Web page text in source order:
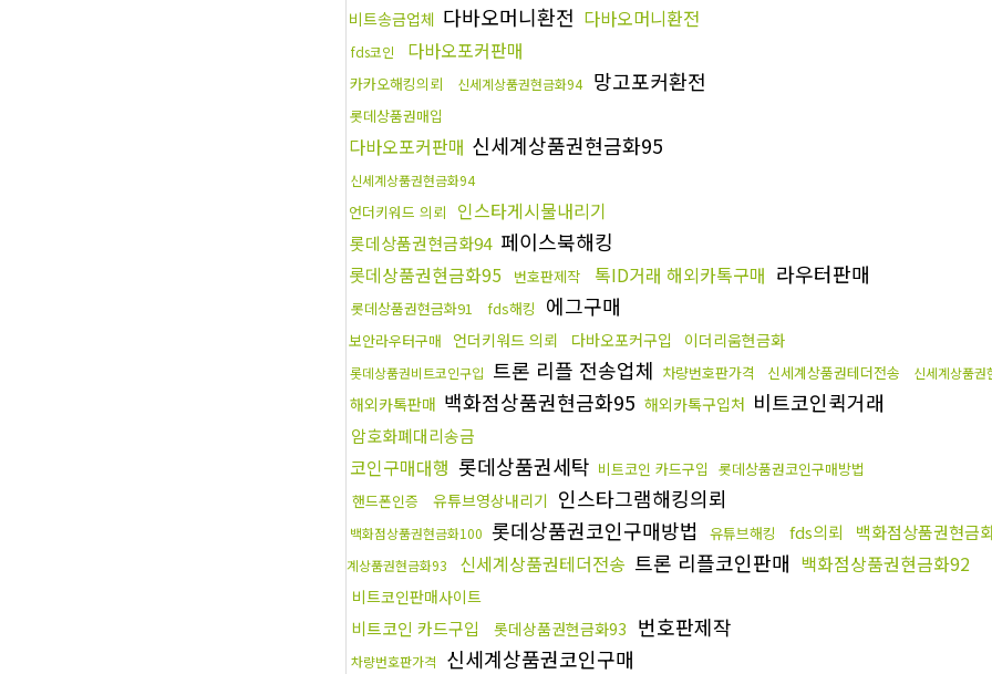
비트송금업체 다바오머니환전 다바오머니환전
fds코인 다바오포커판매
카카오해킹의뢰 신세계상품권현금화94 망고포커환전
롯데상품권매입
다바오포커판매 신세계상품권현금화95
신세계상품권현금화94
언더키워드 의뢰 인스타게시물내리기
롯데상품권현금화94 페이스북해킹
롯데상품권현금화95 번호판제작 톡ID거래 해외카톡구매 라우터판매
롯데상품권현금화91 fds해킹 에그구매
보안라우터구매 언더키워드 의뢰 다바오포커구입 이더리움현금화
롯데상품권비트코인구입 트론 리플 전송업체 차량번호판가격 신세계상품권테더전송 신세계상품권
해외카톡판매 백화점상품권현금화95 해외카톡구입처 비트코인퀵거래
암호화폐대리송금
코인구매대행 롯데상품권세탁 비트코인 카드구입 롯데상품권코인구매방법
핸드폰인증
유튜브영상내리기 인스타그램해킹의뢰
백화점상품권현금화100 롯데상품권코인구매방법 유튜브해킹 fds의뢰 백화점상품권현금
계상품권현금화93
신세계상품권테더전송 트론 리플코인판매 백화점상품권현금화92
비트코인판매사이트
비트코인 카드구입 롯데상품권현금화93 번호판제작
차량번호판가격 신세계상품권코인구매